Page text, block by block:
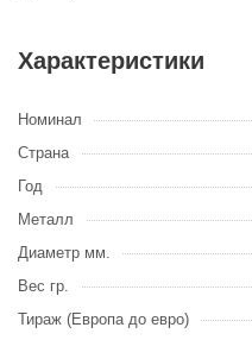
Характеристики
Номинал
Страна
Год
Металл
Диаметр мм.
Вес гр.
Тираж (Европа до евро)